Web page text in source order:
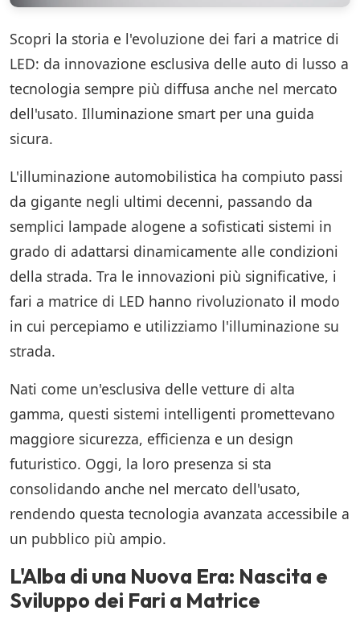
Scopri la storia e l'evoluzione dei fari a matrice di
LED: da innovazione esclusiva delle auto di lusso a
tecnologia sempre più diffusa anche nel mercato
dell'usato. Illuminazione smart per una guida
sicura.
L'illuminazione automobilistica ha compiuto passi
da gigante negli ultimi decenni, passando da
semplici lampade alogene a sofisticati sistemi in
grado di adattarsi dinamicamente alle condizioni
della strada. Tra le innovazioni più significative, i
fari a matrice di LED hanno rivoluzionato il modo
in cui percepiamo e utilizziamo l'illuminazione su
strada.
Nati come un'esclusiva delle vetture di alta
gamma, questi sistemi intelligenti promettevano
maggiore sicurezza, efficienza e un design
futuristico. Oggi, la loro presenza si sta
consolidando anche nel mercato dell'usato,
rendendo questa tecnologia avanzata accessibile a
un pubblico più ampio.
L'Alba di una Nuova Era: Nascita e
Sviluppo dei Fari a Matrice